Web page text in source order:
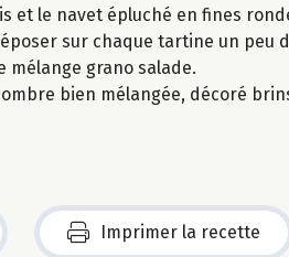
et le navet épluché en fines
sur chaque tartine un
mélange grano salade.
bien mélangée, décoré
Imprimer la recette